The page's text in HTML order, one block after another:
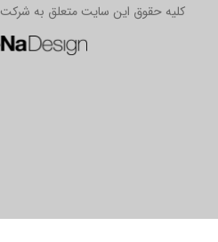
[1402] .کلیه حقوق این سایت متعلق به شرکت